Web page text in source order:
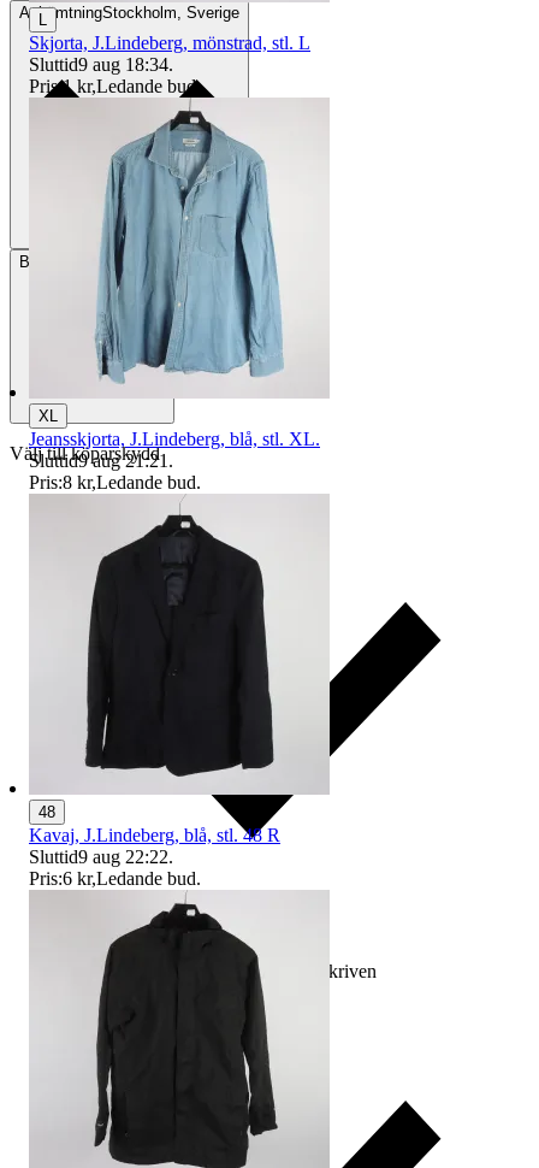
AvhämtningStockholm, Sverige
Betalning Via Tradera
Välj till köparskydd
Ersättning om varan inte är som beskriven
Skjorta, J.Lindeberg, mönstrad, stl. L
Sluttid9 aug 18:34.
Pris:1 kr,Ledande bud.
XL
Jeansskjorta, J.Lindeberg, blå, stl. XL.
Sluttid9 aug 21:21 .
Pris:8 kr,Ledande bud.
48
Kavaj, J.Lindeberg, blå, stl. 48 R
Sluttid9 aug 22:22.
Pris:6 kr,Ledande bud.